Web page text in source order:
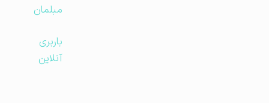
مبلمان
باربری
آنلاین